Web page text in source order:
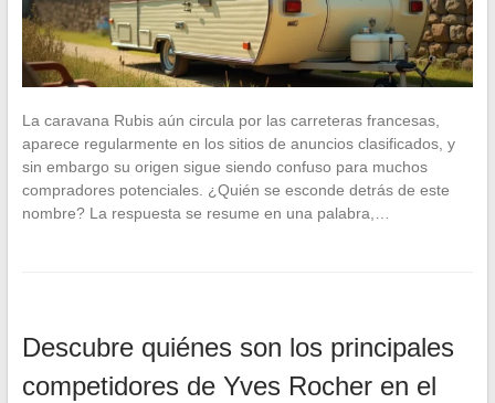
La caravana Rubis aún circula por las carreteras francesas,
aparece regularmente en los sitios de anuncios clasificados, y
sin embargo su origen sigue siendo confuso para muchos
compradores potenciales. ¿Quién se esconde detrás de este
nombre? La respuesta se resume en una palabra,…
Descubre quiénes son los principales
competidores de Yves Rocher en el